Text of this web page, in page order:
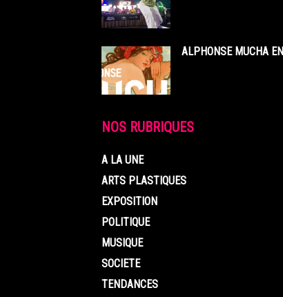
ALPHONSE MUCHA
NOS RUBRIQUES
A LA UNE
ARTS PLASTIQUES
EXPOSITION
POLITIQUE
MUSIQUE
SOCIETE
TENDANCES